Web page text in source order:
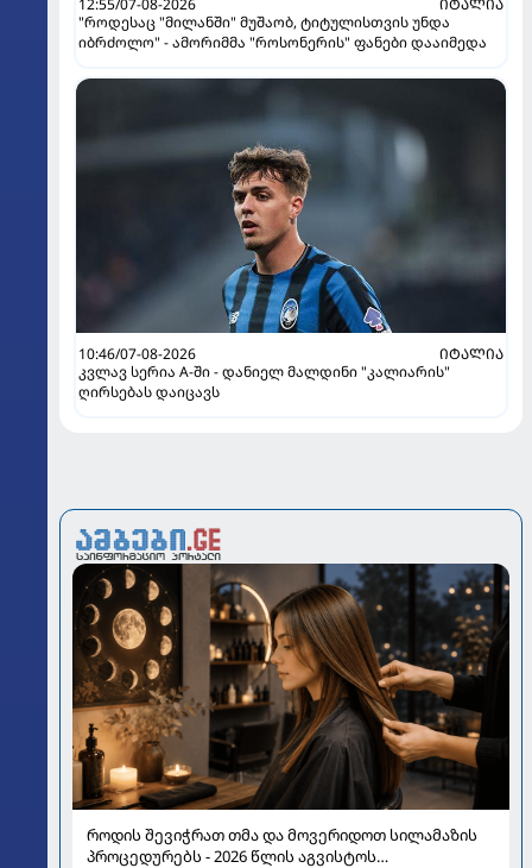
"როდესაც "მილანში" მუშაობ, ტიტულისთვის უნდა
იბრძოლო" - ამორიმმა "როსონერის" ფანები დააიმედა
10:46/07-08-2026
ᲘᲢᲐᲚᲘᲐ
კვლავ სერია A-ში - დანიელ მალდინი "კალიარის"
ღირსებას დაიცავს
როდის შევიჭრათ თმა და მოვერიდოთ სილამაზის
პროცედურებს - 2026 წლის აგვისტოს